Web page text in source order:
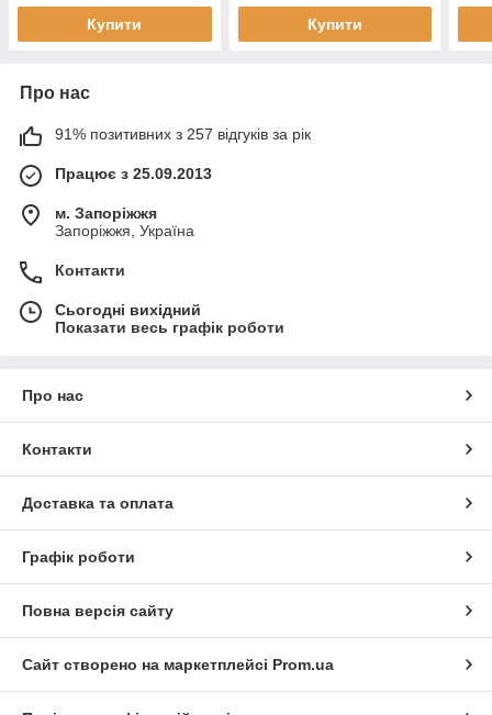
Купити Купити
Про нас
91% позитивних з 257 відгуків за рік
Працює з 25.09.2013
м. Запоріжжя
Запоріжжя, Україна
Контакти
Сьогодні вихідний
Показати весь графік роботи
Про нас
Контакти
Доставка та оплата
Графік роботи
Повна версія сайту
Сайт створено на маркетплейсі Prom.ua